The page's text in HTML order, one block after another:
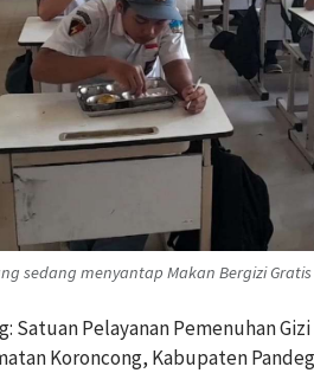
sedang menyantap Makan Bergizi
Satuan Pelayanan Pemenuhan Gizi
Koroncong, Kabupaten